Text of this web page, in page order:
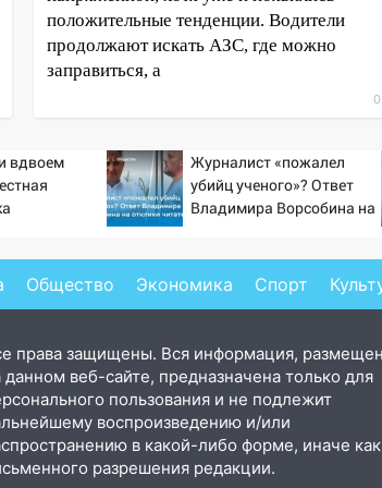
положительные тенденции. Водители
продолжают искать АЗС, где можно
заправиться, а
вдвоем
Журналист «пожалел
убийц ученого»? Ответ
Владимира Ворсобина на
Общество Экономика Спорт
права защищены. Вся информация,
данном веб-сайте, предназначена только для
пользования и не подлежит
воспроизведению и/или
в какой-либо форме, иначе
разрешения редакции.